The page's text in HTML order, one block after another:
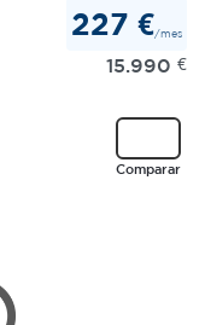
227 €/mes
15.990 €
Comparar